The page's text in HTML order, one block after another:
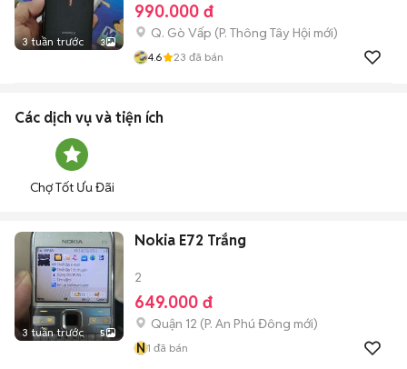
3 tuần trước 3
990.000 đ
Q. Gò Vấp (P. Thông Tây Hội mới)
4.6 23 đã bán
Các dịch vụ và tiện ích
Chợ Tốt Ưu Đãi
3 tuần trước 5
Nokia E72 Trắng
2
649.000 đ
Quận 12 (P. An Phú Đông mới)
N1 đã bán